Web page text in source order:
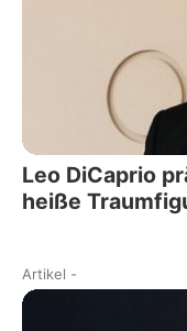
Leo DiCaprio
heiße
Artikel -